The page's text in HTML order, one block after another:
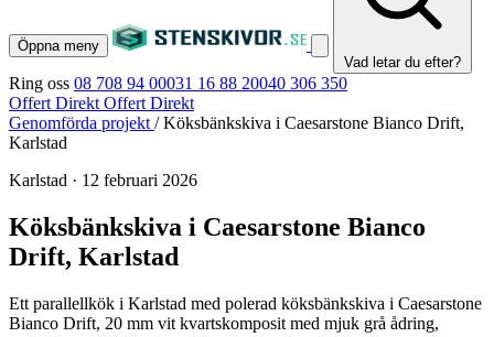
Öppna meny
Vad letar du efter?
Ring oss 08 708 94 00031 16 88 20040 306 350
Offert Direkt Offert Direkt
Genomförda projekt / Köksbänkskiva i Caesarstone Bianco Drift,
Karlstad
Karlstad · 12 februari 2026
Köksbänkskiva i Caesarstone Bianco
Drift, Karlstad
Ett parallellkök i Karlstad med polerad köksbänkskiva i Caesarstone
Bianco Drift, 20 mm vit kvartskomposit med mjuk grå ådring,